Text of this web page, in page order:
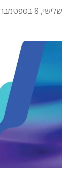
שלישי, 8 בספטמבר 2026